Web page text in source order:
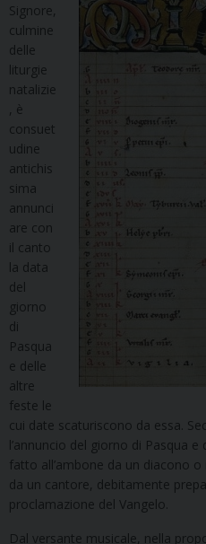
Signore,
culmine
delle
liturgie
natalizie
, è
consuet
udine
antichis
sima
annunci
are con
il canto
la data
del
giorno
di
Pasqua
e delle
altre
feste le
cui date scaturiscono da essa.
l’annuncio del giorno di Pasqua
fatto all’ambone da un diacono
da un cantore, debitamente
proclamazione del Vangelo.
Dal versante musicale, nella